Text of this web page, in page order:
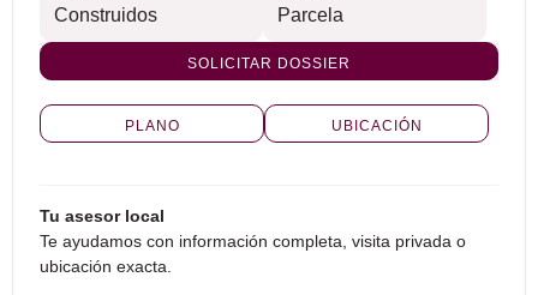
Construidos Parcela
SOLICITAR DOSSIER
PLANO UBICACIÓN
Tu asesor local
Te ayudamos con información completa, visita privada o
ubicación exacta.